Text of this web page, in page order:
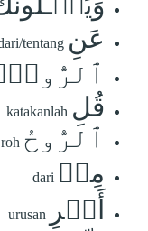
عَنِ tentang
قُلِ katakanlah
ٱلرُّوحُ roh
مِنۡ dari
أَمۡرِ urusan